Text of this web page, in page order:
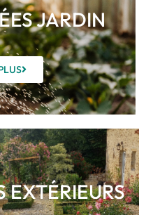
JARDIN
EXTÉRIEURS